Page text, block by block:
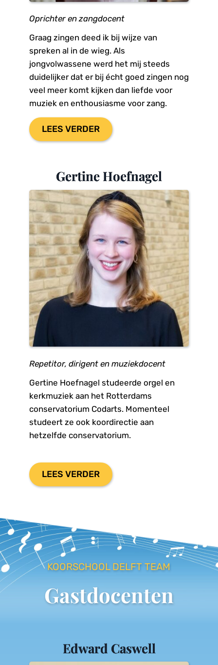
Oprichter en zangdocent
Graag zingen deed ik bij wijze van
spreken al in de wieg. Als
jongvolwassene werd het mij steeds
duidelijker dat er bij écht goed zingen nog
veel meer komt kijken dan liefde voor
muziek en enthousiasme voor zang.
LEES VERDER
Gertine Hoefnagel
Repetitor, dirigent en muziekdocent
Gertine Hoefnagel studeerde orgel en
kerkmuziek aan het Rotterdams
conservatorium Codarts. Momenteel
studeert ze ook koordirectie aan
hetzelfde conservatorium.
LEES VERDER
KOORSCHOOL DELFT TEAM
Gastdocenten
Edward Caswell